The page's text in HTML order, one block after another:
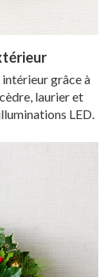
grâce à
laurier et
LED.